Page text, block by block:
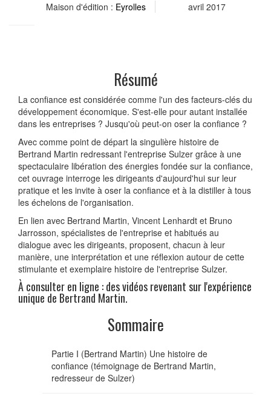
Maison d'édition : Eyrolles avril 2017
Résumé
La confiance est considérée comme l'un des facteurs-clés du
développement économique. S'est-elle pour autant installée
dans les entreprises ? Jusqu'où peut-on oser la confiance ?
Avec comme point de départ la singulière histoire de
Bertrand Martin redressant l'entreprise Sulzer grâce à une
spectaculaire libération des énergies fondée sur la confiance,
cet ouvrage interroge les dirigeants d'aujourd'hui sur leur
pratique et les invite à oser la confiance et à la distiller à tous
les échelons de l'organisation.
En lien avec Bertrand Martin, Vincent Lenhardt et Bruno
Jarrosson, spécialistes de l'entreprise et habitués au
dialogue avec les dirigeants, proposent, chacun à leur
manière, une interprétation et une réflexion autour de cette
stimulante et exemplaire histoire de l'entreprise Sulzer.
À consulter en ligne : des vidéos revenant sur l'expérience
unique de Bertrand Martin.
Sommaire
Partie I (Bertrand Martin) Une histoire de
confiance (témoignage de Bertrand Martin,
redresseur de Sulzer)